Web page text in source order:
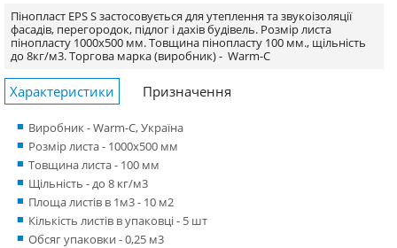
Пінопласт EPS S застосовується для утеплення та звукоізоляції
фасадів, перегородок, підлог і дахів будівель. Розмір листа
пінопласту 1000х500 мм. Товщина пінопласту 100 мм., щільність
до 8кг/м3.Торгова марка (виробник) - Warm-C
Характеристики Призначення
Виробник - Warm-C, Україна
Розмір листа - 1000х500 мм
Товщина листа - 100 мм
Щільність - до 8 кг/м3
Площа листів в 1м3 - 10 м2
Кількість листів в упаковці - 5 шт
Обсяг упаковки - 0,25 м3